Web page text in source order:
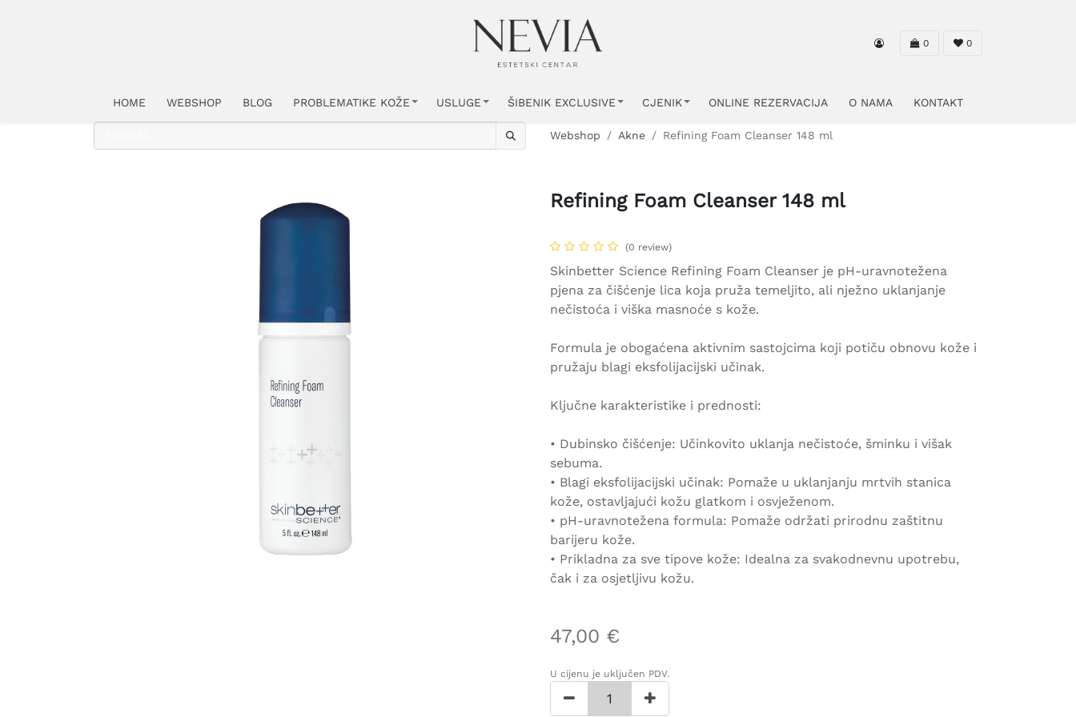
0 0
HOME WEBSHOP BLOG PROBLEMATIKE KOŽE USLUGE ŠIBENIK EXCLUSIVE CJENIK ONLINE REZERVACIJA O NAMA KONTAKT
Webshop Akne Refining Foam Cleanser 148 ml
Refining Foam Cleanser 148 ml
(0 review)
Skinbetter Science Refining Foam Cleanser je pH-uravnotežena
pjena za čišćenje lica koja pruža temeljito, ali nježno uklanjanje
nečistoća i viška masnoće s kože.
Formula je obogaćena aktivnim sastojcima koji potiču obnovu kože i
pružaju blagi eksfolijacijski učinak.
Ključne karakteristike i prednosti:
• Dubinsko čišćenje: Učinkovito uklanja nečistoće, šminku i višak
sebuma.
• Blagi eksfolijacijski učinak: Pomaže u uklanjanju mrtvih stanica
kože, ostavljajući kožu glatkom i osvježenom.
• pH-uravnotežena formula: Pomaže održati prirodnu zaštitnu
barijeru kože.
• Prikladna za sve tipove kože: Idealna za svakodnevnu upotrebu,
čak i za osjetljivu kožu.
47,00 €
U cijenu je uključen PDV.